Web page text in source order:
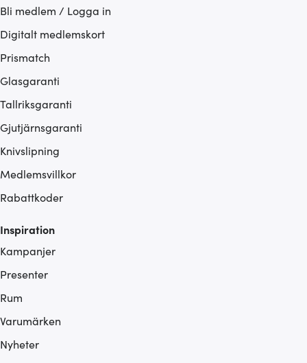
Bli medlem / Logga in
Digitalt medlemskort
Prismatch
Glasgaranti
Tallriksgaranti
Gjutjärnsgaranti
Knivslipning
Medlemsvillkor
Rabattkoder
Inspiration
Kampanjer
Presenter
Rum
Varumärken
Nyheter